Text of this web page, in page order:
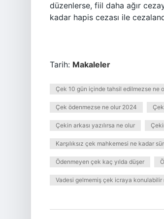
düzenlerse, fiil daha ağır
kadar hapis cezası ile
Tarih: Makaleler
Çek 10 gün içinde tahsil edilmezse ne
Çek ödenmezse ne olur 2024
Çekin arkası yazılırsa ne olur
Karşılıksız çek mahkemesi ne kadar
Ödenmeyen çek kaç yılda düşer
Vadesi gelmemiş çek icraya konulabilir